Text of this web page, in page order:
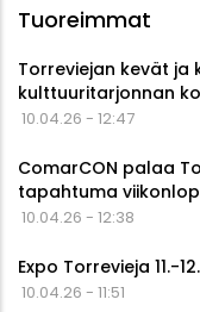
Tuoreimmat
Torreviejan kevät
kulttuuritarjonnan
10.04.26 - 12:47
ComarCON palaa
tapahtuma
10.04.26 - 12:38
Expo Torrevieja 11.-
10.04.26 - 11:51